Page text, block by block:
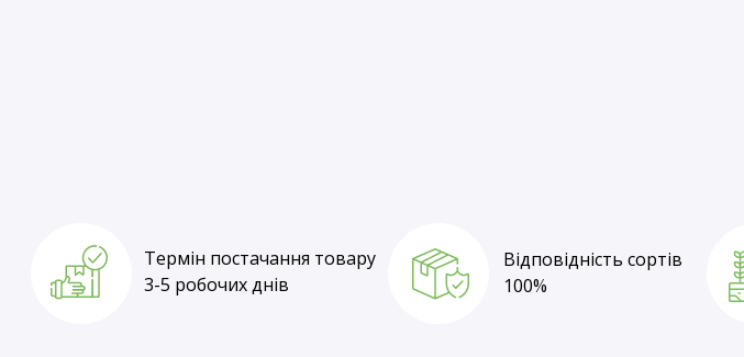
Термін постачання товару
3-5 робочих днів
Відповідність сортів
100%